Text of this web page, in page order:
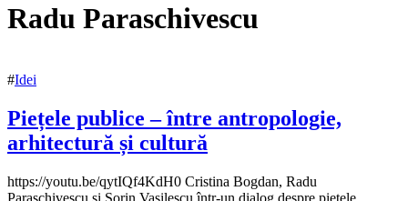
Radu Paraschivescu
#Idei
Piețele publice – între antropologie,
arhitectură și cultură
25
aprilie
https://youtu.be/qytIQf4KdH0 Cristina Bogdan, Radu
Paraschivescu și Sorin Vasilescu într-un dialog despre piețele